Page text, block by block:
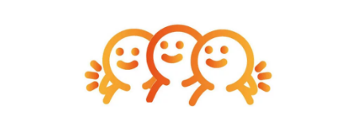
Coophub est la plateforme sécurisée de souscription
développée par Énergie Partagée. Elle vous permet
d’acheter vos actions Énergie Partagée et d’accéder à